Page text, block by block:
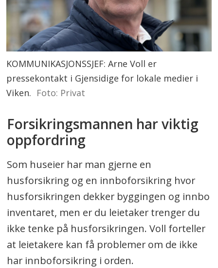
KOMMUNIKASJONSSJEF: Arne Voll er
pressekontakt i Gjensidige for lokale medier i
Viken. Foto: Privat
Forsikringsmannen har viktig
oppfordring
Som huseier har man gjerne en
husforsikring og en innboforsikring hvor
husforsikringen dekker byggingen og innbo
inventaret, men er du leietaker trenger du
ikke tenke på husforsikringen. Voll forteller
at leietakere kan få problemer om de ikke
har innboforsikring i orden.